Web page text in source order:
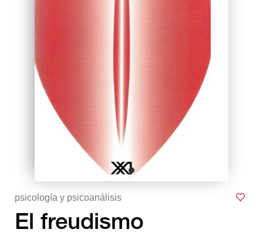
psicología y psicoanálisis
El freudismo